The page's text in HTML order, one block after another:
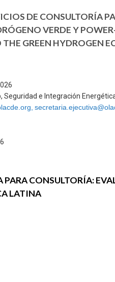
DE CONSULTORÍA
VERDE Y
GREEN HYDROGEN
Seguridad e Integración
CONSULTORÍA:
LATINA